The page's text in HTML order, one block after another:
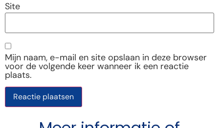
Site
Mijn naam, e-mail en site opslaan in deze browser
voor de volgende keer wanneer ik een reactie
plaats.